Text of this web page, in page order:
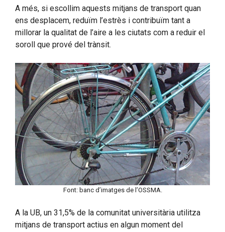
A més, si escollim aquests mitjans de transport quan
ens desplacem, reduïm l’estrès i contribuïm tant a
millorar la qualitat de l’aire a les ciutats com a reduir el
soroll que prové del trànsit.
Font: banc d’imatges de l’OSSMA.
A la UB, un 31,5% de la comunitat universitària utilitza
mitjans de transport actius en algun moment del